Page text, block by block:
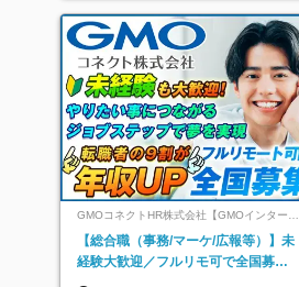
GMOコネクトHR株式会社【GMOインターネ
ットグループ】
【総合職（事務/マーケ/広報等）】未
経験大歓迎／フルリモ可で全国募